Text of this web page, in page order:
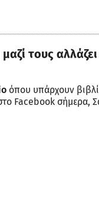
τους
όπου υπάρχουν
Facebook